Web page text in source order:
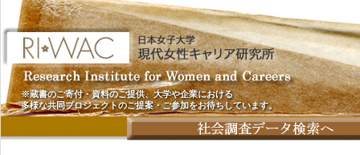
※蔵書のご寄付・資料のご提供、大学や企業における
多様な共同プロジェクトのご提案・ご参加をお待ちしています。